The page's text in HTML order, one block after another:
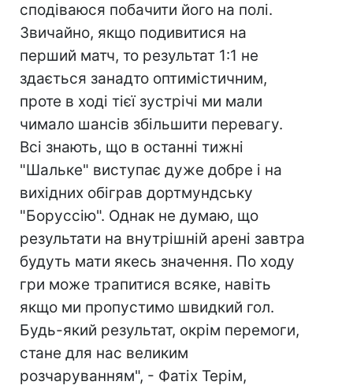
сподіваюся побачити його на полі.
Звичайно, якщо подивитися на
перший матч, то результат 1:1 не
здається занадто оптимістичним,
проте в ході тієї зустрічі ми мали
чимало шансів збільшити перевагу.
Всі знають, що в останні тижні
"Шальке" виступає дуже добре і на
вихідних обіграв дортмундську
"Боруссію". Однак не думаю, що
результати на внутрішній арені завтра
будуть мати якесь значення. По ходу
гри може трапитися всяке, навіть
якщо ми пропустимо швидкий гол.
Будь-який результат, окрім перемоги,
стане для нас великим
розчаруванням", - Фатіх Терім,